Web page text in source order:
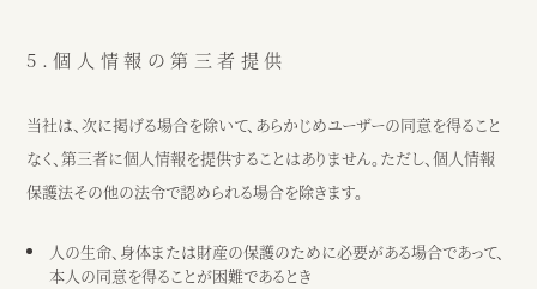
5.個人情報の第三者提供
当社は、次に掲げる場合を除いて、あらかじめユーザーの同意を得ること
なく、第三者に個人情報を提供することはありません。ただし、個人情報
保護法その他の法令で認められる場合を除きます。
人の生命、身体または財産の保護のために必要がある場合であって、
本人の同意を得ることが困難であるとき